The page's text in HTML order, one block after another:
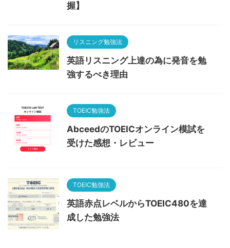
握】
リスニング勉強法
英語リスニング上達の為に発音を勉
強するべき理由
TOEIC勉強法
AbceedのTOEICオンライン模試を
受けた感想・レビュー
TOEIC勉強法
英語赤点レベルからTOEIC480を達
成した勉強法